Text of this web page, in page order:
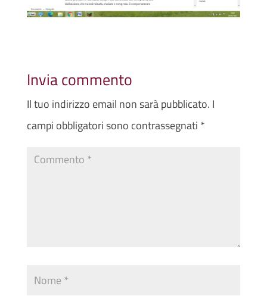
Invia commento
Il tuo indirizzo email non sarà pubblicato. I
campi obbligatori sono contrassegnati *